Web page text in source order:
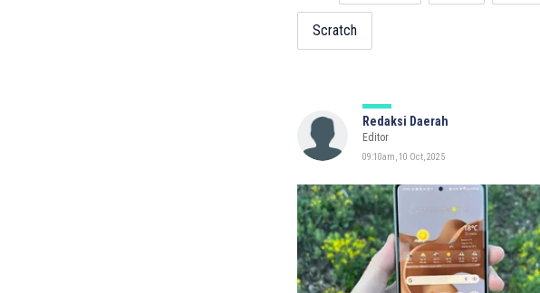
Scratch
Redaksi Daerah
Editor
09:10am, 10 Oct, 2025